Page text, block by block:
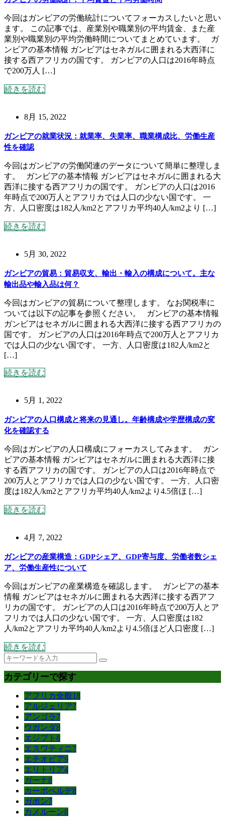
今回はガンビアの労働統計についてフォーカスしたいと思い
ます。 この記事では、産業別や職業別の平均賃金、また産
業別や職業別の平均労働時間についてまとめています。 ガ
ンビアの基本情報 ガンビアはセネガルに囲まれる大西洋に
接する西アフリカの国です。 ガンビアの人口は2016年時点
で200万人 […]
続きを読む
8月 15, 2022
ガンビアの就業状況：就業率、失業率、職業構成比、労働生産
性を確認
今回はガンビアの労働関連のデータについて簡単に整理しま
す。 ガンビアの基本情報 ガンビアはセネガルに囲まれる大
西洋に接する西アフリカの国です。 ガンビアの人口は2016
年時点で200万人とアフリカでは人口の少ない国です。 一
方、人口密度は182人/km2とアフリカ平均40人/km2より […]
続きを読む
5月 30, 2022
ガンビアの貿易：貿易収支、輸出・輸入の構成について。主な
輸出品や輸入品は何？
今回はガンビアの貿易について整理します。 なお関税率に
ついては以下の記事を参照ください。 ガンビアの基本情報
ガンビアはセネガルに囲まれる大西洋に接する西アフリカの
国です。 ガンビアの人口は2016年時点で200万人とアフリカ
では人口の少ない国です。 一方、人口密度は182人/km2と
[…]
続きを読む
5月 1, 2022
ガンビアの人口構成と将来の見通し。年齢構成や学歴構成の変
化を確認する
今回はガンビアの人口構成にフォーカスしてみます。 ガン
ビアの基本情報 ガンビアはセネガルに囲まれる大西洋に接
する西アフリカの国です。 ガンビアの人口は2016年時点で
200万人とアフリカでは人口の少ない国です。 一方、人口密
度は182人/km2とアフリカ平均40人/km2より4.5倍ほ […]
続きを読む
4月 7, 2022
ガンビアの産業構造：GDPシェア、GDP寄与度、労働者数シェ
ア、労働生産性について
今回はガンビアの産業構造を確認します。 ガンビアの基本
情報 ガンビアはセネガルに囲まれる大西洋に接する西アフ
リカの国です。 ガンビアの人口は2016年時点で200万人とア
フリカでは人口の少ない国です。 一方、人口密度は182
人/km2とアフリカ平均40人/km2より4.5倍ほど人口密度 […]
続きを読む
カテゴリーで探す
アフリカ全般18
アルジェリア7
アンゴラ7
ウガンダ8
エジプト 8
エスワティニ7
エチオピア9
エリトリア4
ガーナ8
カーボベルデ8
ガボン7
カメルーン8